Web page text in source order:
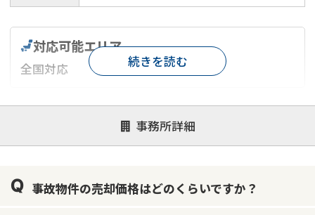
事務所詳細
対応可能エリア
全国対応
対応が親身 オンライン面談可能
レスポンスが早い
1億円以上の買取可
続きを読む
事故物件の売却価格はどのくらいですか？